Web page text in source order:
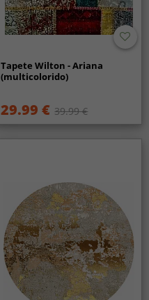
Tapete Wilton - Ariana
(multicolorido)
29.99 € 39.99 €